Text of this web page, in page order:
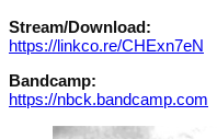
Stream/Download:
https://linkco.re/CHExn7eN
Bandcamp:
https://nbck.bandcamp.com